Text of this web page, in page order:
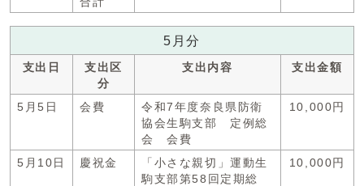
5月分
支出日
支出区
分
支出内容 支出金額
5月5日 会費
令和7年度奈良県防衛
協会生駒支部 定例総
会 会費
10,000円
5月10日 慶祝金
「小さな親切」運動生
駒支部第58回定期総
10,000円